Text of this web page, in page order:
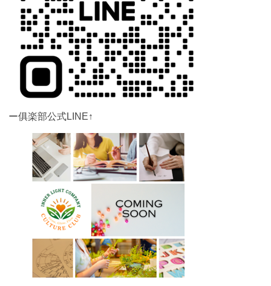
ー俱楽部公式LINE↑